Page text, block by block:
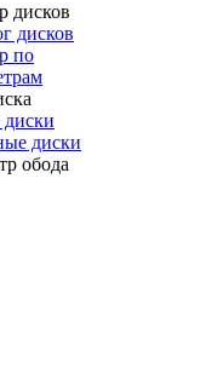
дисков
дисков
по
диски
обода